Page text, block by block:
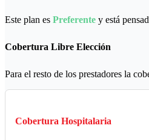
Este plan es Preferente y está
Cobertura Libre Elección
Para el resto de los prestadores la
Cobertura Hospitalaria